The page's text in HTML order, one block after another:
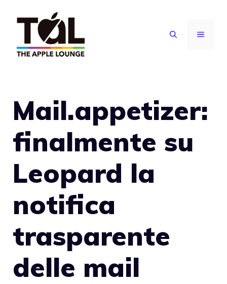
contenuto
MENU
Mail.appetizer:
finalmente su
Leopard la
notifica
trasparente
delle mail